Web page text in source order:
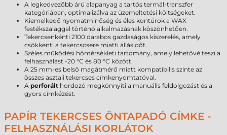
A legkedvezőbb árú alapanyag a tartós termál-transzfer
kategóriában, optimalizálva az üzemeltetési költségeket.
Kiemelkedő nyomatminőség és éles kontúrok a WAX
festékszalaggal történő alkalmazásnak köszönhetően.
Tekercsenkénti 2100 darabos gazdaságos kiszerelés, amely
csökkenti a tekercscsere miatti állásidőt.
Széles működési hőmérsékleti tartomány, amely lehetővé teszi a
felhasználást -20 °C és 80 °C között.
A 25 mm-es belső magátmérő miatt kompatibilis szinte az
összes asztali tekercses címkenyomtatóval.
A perforált hordozó megkönnyíti a manuális feldolgozást és a
gyors címkézést.
PAPÍR TEKERCSES ÖNTAPADÓ CÍMKE -
FELHASZNÁLÁSI KORLÁTOK